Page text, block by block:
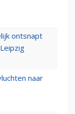
ontsnapt
naar